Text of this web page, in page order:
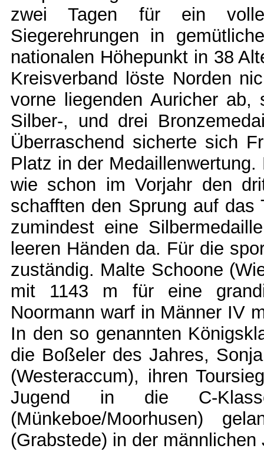
zwei Tagen für ein
Siegerehrungen in
nationalen Höhepunkt in 38
Kreisverband löste Norden
vorne liegenden Auricher
Silber-, und drei
Überraschend sicherte sich
Platz in der
wie schon im Vorjahr den
schafften den Sprung auf das
zumindest eine
leeren Händen da. Für die
zuständig. Malte Schoone
mit 1143 m für eine
Noormann warf in Männer IV
In den so genannten
die Boßeler des Jahres,
(Westeraccum), ihren
Jugend in die C-
(Münkeboe/Moorhusen)
(Grabstede) in der